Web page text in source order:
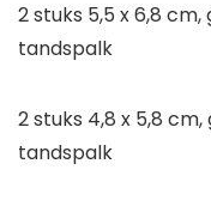
2 stuks 5,5 x 6,8 cm,
tandspalk
2 stuks 4,8 x 5,8
tandspalk